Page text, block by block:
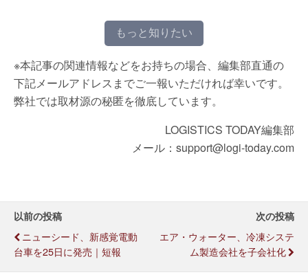
もっと知りたい
※本記事の関連情報などをお持ちの場合、編集部直通の
下記メールアドレスまでご一報いただければ幸いです。
弊社では取材源の秘匿を徹底しています。
LOGISTICS TODAY編集部
メール：support@logi-today.com
以前の投稿
ニューシード、新感覚電動
台車を25日に発売｜短報
次の投稿
エア・ウォーター、冷凍システ
ム製造会社を子会社化